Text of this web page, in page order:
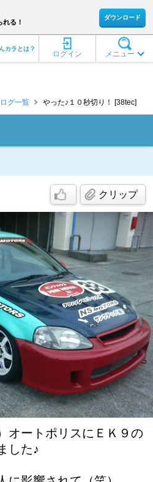
る！
ダウンロード
メニュー
ログイン
カラとは？
グ一覧 やった♪１０秒切り！ [38tec]
クリップ
オートポリスにＥＫ９の
した♪